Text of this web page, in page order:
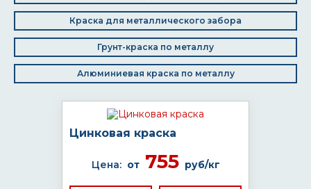
Краска для металлического забора
Грунт-краска по металлу
Алюминиевая краска по металлу
Цинковая краска
Цена: от755 руб/кг